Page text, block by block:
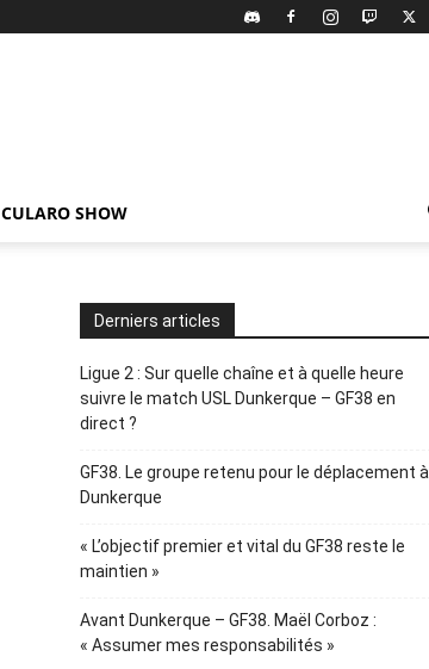
CULARO SHOW
Derniers articles
Ligue 2 : Sur quelle chaîne et à quelle heure
suivre le match USL Dunkerque – GF38 en
direct ?
GF38. Le groupe retenu pour le déplacement à
Dunkerque
« L’objectif premier et vital du GF38 reste le
maintien »
Avant Dunkerque – GF38. Maël Corboz :
« Assumer mes responsabilités »